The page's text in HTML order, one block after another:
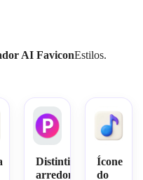
AI FaviconEstilos.
Distintivo
arredondado
Ícone
do